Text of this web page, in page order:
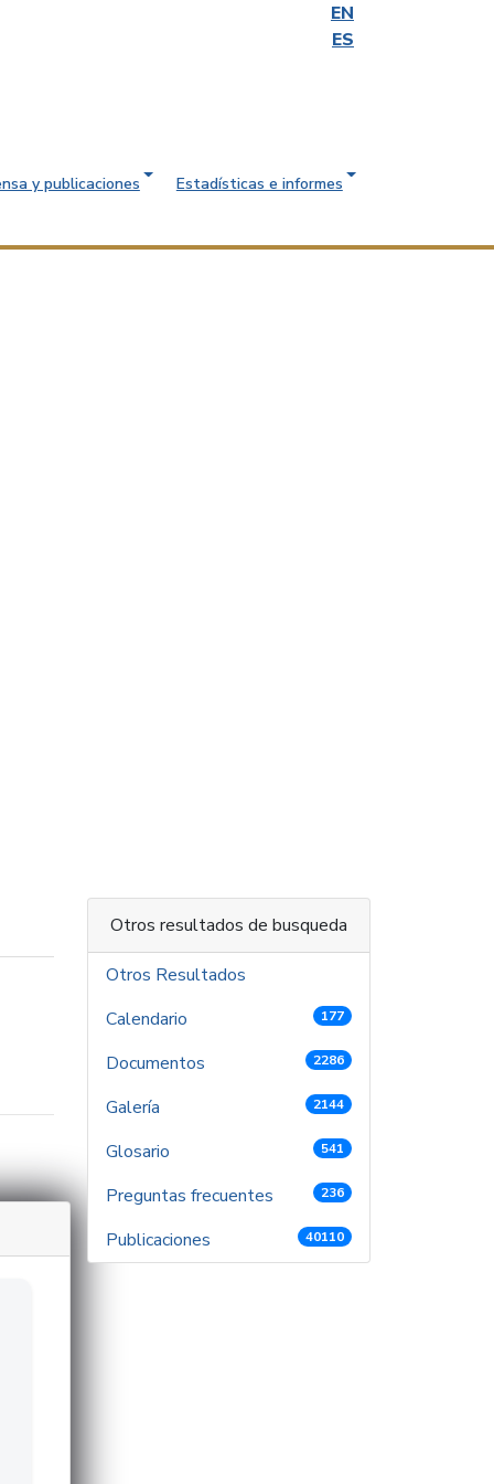
EN
ES
y publicaciones Estadísticas e informes
Otros resultados de busqueda
Otros Resultados
Calendario
177
Documentos 2286
Galería 2144
Glosario 541
Preguntas frecuentes 236
Publicaciones 40110